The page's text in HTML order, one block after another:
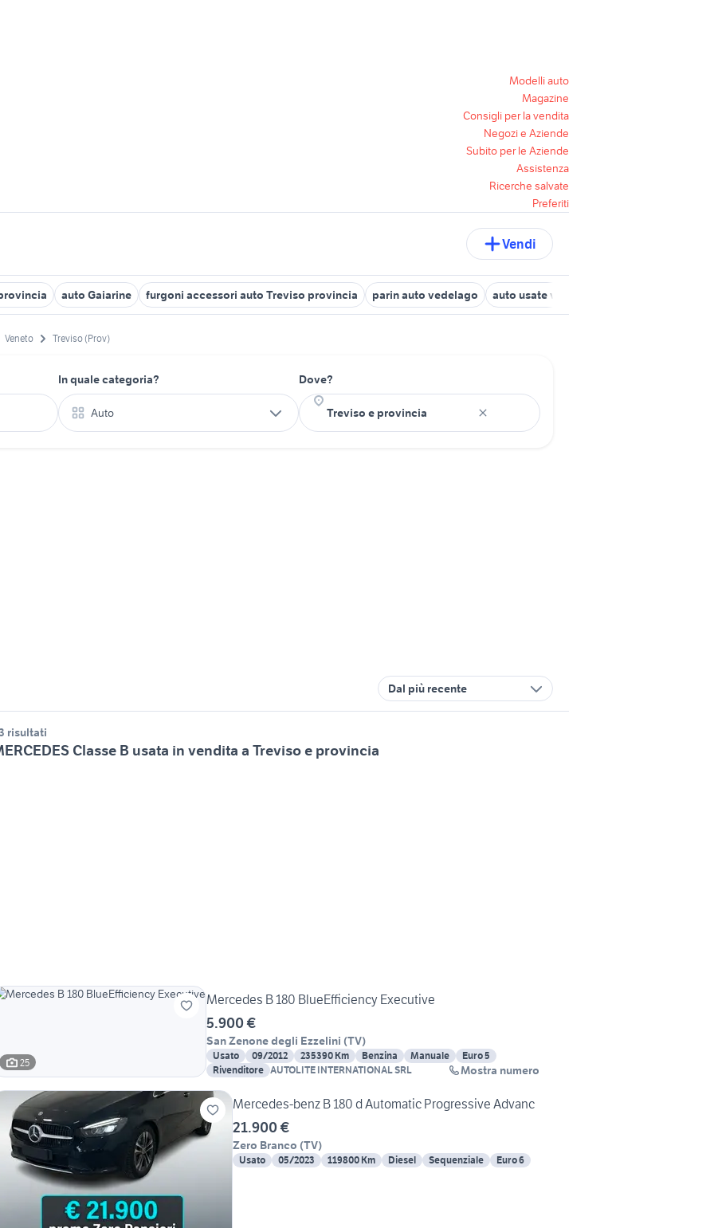
Modelli auto
Magazine
Consigli per la vendita
Negozi e Aziende
Subito per le Aziende
Assistenza
Ricerche salvate
Preferiti
Vendi
auto Gaiarine furgoni accessori auto Treviso provincia parin auto vedelago auto usate vittorio veneto
Veneto Treviso (Prov)
In quale categoria?
Auto
Dove?
Dal più recente
risultati
Classe B usata in vendita a Treviso e provincia
25
Mercedes B 180 BlueEfficiency Executive
5.900 €
San Zenone degli Ezzelini (TV)
Usato 09/2012 235390 Km Benzina Manuale
Euro 5
Rivenditore AUTOLITE INTERNATIONAL SRL Mostra numero
Mercedes-benz B 180 d Automatic Progressive Advanc
21.900 €
Zero Branco (TV)
Usato 05/2023 119800 Km Diesel Sequenziale Euro 6